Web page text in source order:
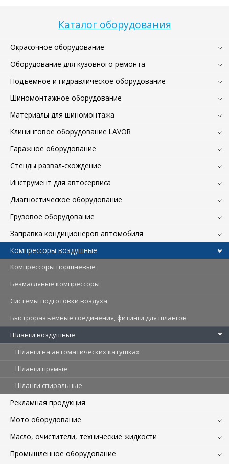
Каталог оборудования
Окрасочное оборудование
Оборудование для кузовного ремонта
Подъемное и гидравлическое оборудование
Шиномонтажное оборудование
Материалы для шиномонтажа
Клининговое оборудование LAVOR
Гаражное оборудование
Стенды развал-схождение
Инструмент для автосервиса
Диагностическое оборудование
Грузовое оборудование
Заправка кондиционеров автомобиля
Компрессоры воздушные
Компрессоры поршневые
Безмасляные компрессоры
Системы подготовки воздуха
Быстроразъемные соединения, фитинги для шлангов
Шланги воздушные
Шланги на автоматических катушках
Шланги прямые
Шланги спиральные
Рекламная продукция
Мото оборудование
Масло, очистители, технические жидкости
Промышленное оборудование